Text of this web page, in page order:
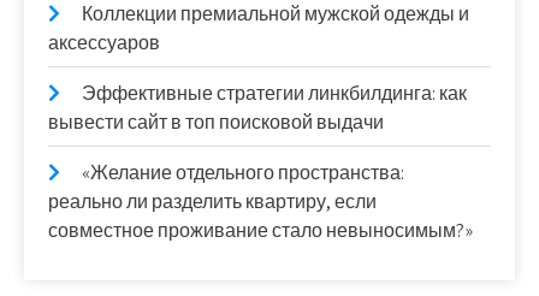
Коллекции премиальной мужской одежды и
аксессуаров
Эффективные стратегии линкбилдинга: как
вывести сайт в топ поисковой выдачи
«Желание отдельного пространства:
реально ли разделить квартиру, если
совместное проживание стало невыносимым?»